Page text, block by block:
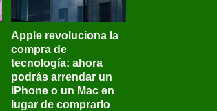
Apple revoluciona la
compra de
tecnología: ahora
podrás arrendar un
iPhone o un Mac en
lugar de comprarlo